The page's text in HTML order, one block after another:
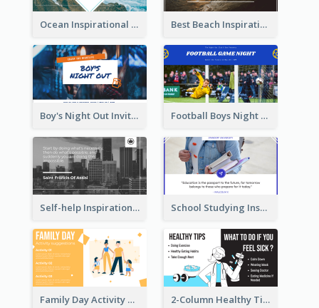
Ocean Inspirational Quote Twitter Post Best Beach Inspirational Quote Twitter Post
Boy's Night Out Invitation Twitter Post Football Boys Night Out Twitter Post
Self-help Inspirational Quote Of Today Twitter Post School Studying Inspirational Quote Twitter Post
Family Day Activity Suggestions Twitter Post 2-Column Healthy Tips Twitter Post With Illustrations